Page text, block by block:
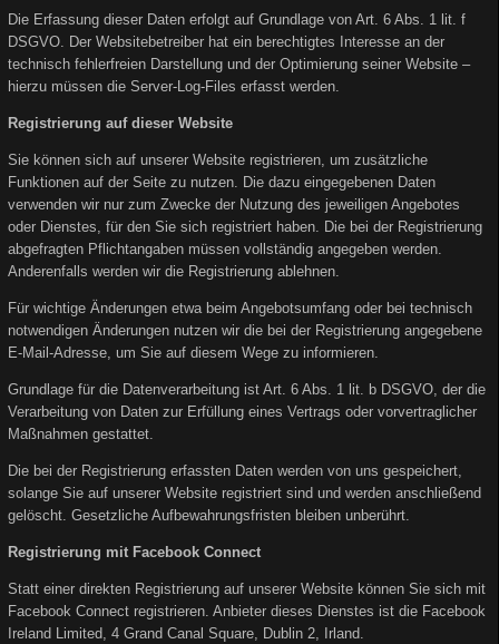
Die Erfassung dieser Daten erfolgt auf Grundlage von Art. 6 Abs. 1 lit. f
DSGVO. Der Websitebetreiber hat ein berechtigtes Interesse an der
technisch fehlerfreien Darstellung und der Optimierung seiner Website –
hierzu müssen die Server-Log-Files erfasst werden.
Registrierung auf dieser Website
Sie können sich auf unserer Website registrieren, um zusätzliche
Funktionen auf der Seite zu nutzen. Die dazu eingegebenen Daten
verwenden wir nur zum Zwecke der Nutzung des jeweiligen Angebotes
oder Dienstes, für den Sie sich registriert haben. Die bei der Registrierung
abgefragten Pflichtangaben müssen vollständig angegeben werden.
Anderenfalls werden wir die Registrierung ablehnen.
Für wichtige Änderungen etwa beim Angebotsumfang oder bei technisch
notwendigen Änderungen nutzen wir die bei der Registrierung angegebene
E-Mail-Adresse, um Sie auf diesem Wege zu informieren.
Grundlage für die Datenverarbeitung ist Art. 6 Abs. 1 lit. b DSGVO, der die
Verarbeitung von Daten zur Erfüllung eines Vertrags oder vorvertraglicher
Maßnahmen gestattet.
Die bei der Registrierung erfassten Daten werden von uns gespeichert,
solange Sie auf unserer Website registriert sind und werden anschließend
gelöscht. Gesetzliche Aufbewahrungsfristen bleiben unberührt.
Registrierung mit Facebook Connect
Statt einer direkten Registrierung auf unserer Website können Sie sich mit
Facebook Connect registrieren. Anbieter dieses Dienstes ist die Facebook
Ireland Limited, 4 Grand Canal Square, Dublin 2, Irland.